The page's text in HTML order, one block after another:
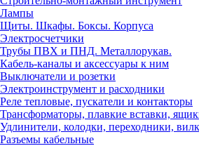
Лампы
Щиты. Шкафы. Боксы. Корпуса
Электросчетчики
Трубы ПВХ и ПНД. Металлорукав.
Кабель-каналы и аксессуары к ним
Выключатели и розетки
Электроинструмент и расходники
Реле тепловые, пускатели и контакторы
Трансформаторы, плавкие вставки,
Удлинители, колодки, переходники,
Разъемы кабельные